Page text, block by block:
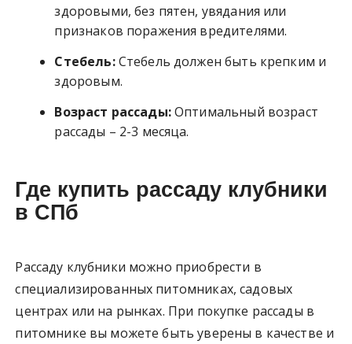
здоровыми, без пятен, увядания или
признаков поражения вредителями.
Стебель:Стебель должен быть крепким и
здоровым.
Возраст рассады:Оптимальный возраст
рассады – 2-3 месяца.
Где купить рассаду клубники
в СПб
Рассаду клубники можно приобрести в
специализированных питомниках, садовых
центрах или на рынках. При покупке рассады в
питомнике вы можете быть уверены в качестве и